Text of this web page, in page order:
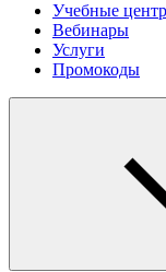
Учебные
Вебинары
Услуги
Промокоды